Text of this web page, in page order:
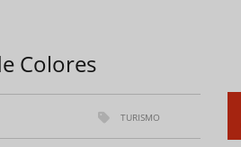
Colores
TURISMO